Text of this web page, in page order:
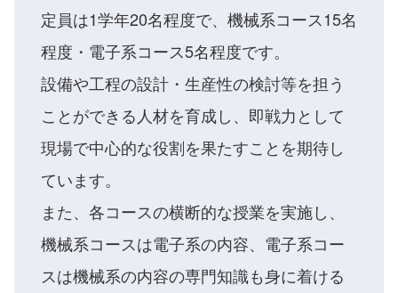
定員は1学年20名程度で、機械系コース15名
程度・電子系コース5名程度です。
設備や工程の設計・生産性の検討等を担う
ことができる人材を育成し、即戦力として
現場で中心的な役割を果たすことを期待し
ています。
また、各コースの横断的な授業を実施し、
機械系コースは電子系の内容、電子系コー
スは機械系の内容の専門知識も身に着ける